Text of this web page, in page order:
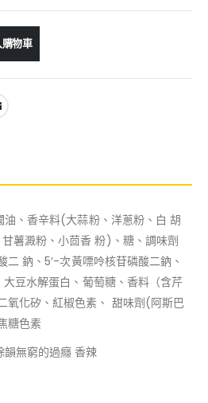
物車
、香辛料(大蒜粉、洋蔥粉、白 胡
薯澱粉、小茴香 粉)、糖、調味劑
鈉、5′-次黃嘌呤核苷磷酸二鈉、
豆水解蛋白、葡萄糖、香料（含芹
氧化矽、紅椒色素、 甜味劑(阿斯巴
糖色素
韻無窮的過癮 香辣